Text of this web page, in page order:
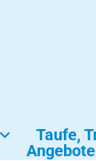
Taufe,
Angebote